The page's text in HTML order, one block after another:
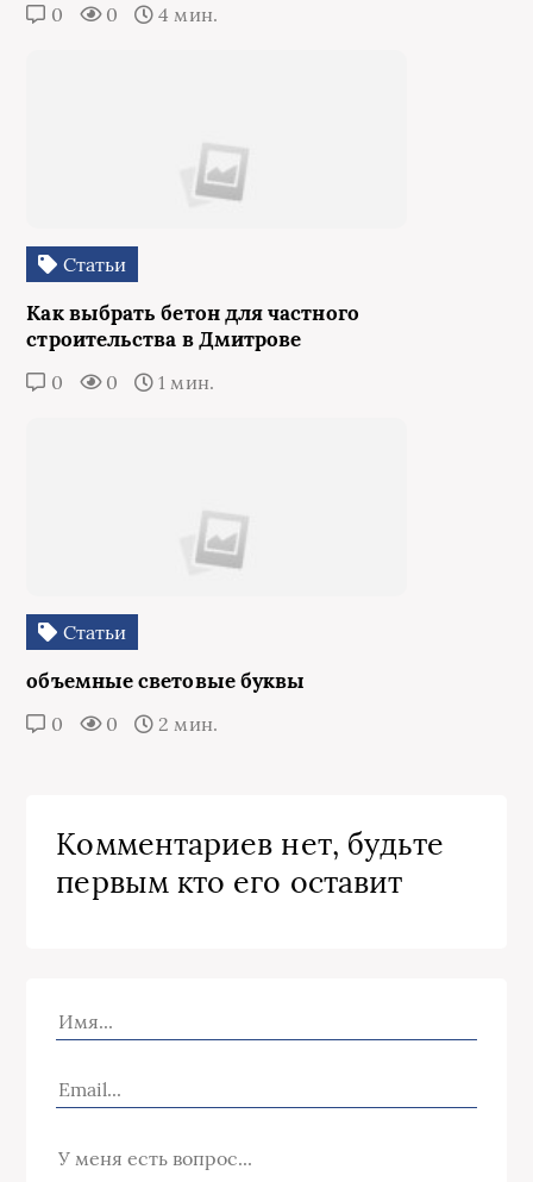
0 0 4 мин.
Статьи
Как выбрать бетон для частного
строительства в Дмитрове
0 0 1 мин.
Статьи
объемные световые буквы
0 0 2 мин.
Комментариев нет, будьте
первым кто его оставит